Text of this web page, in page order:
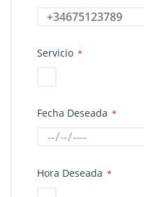
Servicio *
Fecha Deseada *
Hora Deseada *